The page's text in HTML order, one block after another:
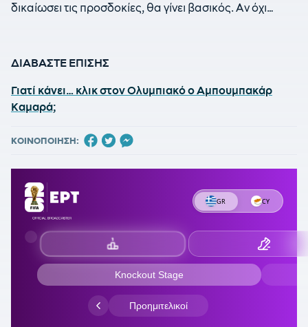
δικαίωσει τις προσδοκίες, θα γίνει βασικός. Αν όχι…
ΔΙΑΒΑΣΤΕ ΕΠΙΣΗΣ
Γιατί κάνει… κλικ στον Ολυμπιακό ο Αμπουμπακάρ
Καμαρά;
ΚΟΙΝΟΠΟΙΗΣΗ: